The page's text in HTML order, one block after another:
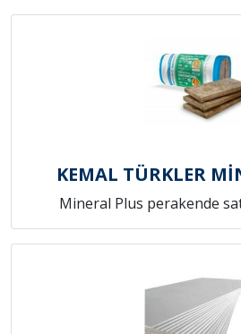
KEMAL TÜRKLER
Mineral Plus perakende